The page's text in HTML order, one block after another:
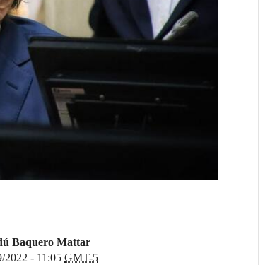
Baquero Mattar
2022 - 11:05 GMT-5